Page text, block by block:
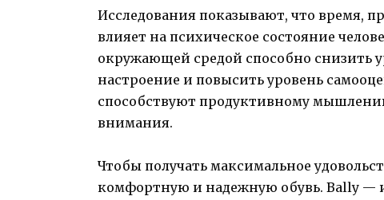
Исследования показывают, что время,
влияет на психическое состояние
окружающей средой способно снизить
настроение и повысить уровень
способствуют продуктивному
внимания.
Чтобы получать максимальное
комфортную и надежную обувь. Bally —